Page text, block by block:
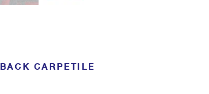
BACK CARPETILE